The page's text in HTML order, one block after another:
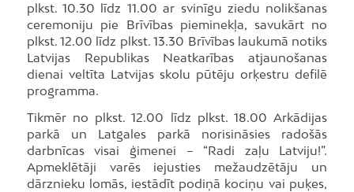
plkst. 10.30 līdz 11.00 ar svinīgu ziedu nolikšanas
ceremoniju pie Brīvības pieminekļa, savukārt no
plkst. 12.00 līdz plkst. 13.30 Brīvības laukumā notiks
Latvijas Republikas Neatkarības atjaunošanas
dienai veltīta Latvijas skolu pūtēju orķestru defilē
programma.
Tikmēr no plkst. 12.00 līdz plkst. 18.00 Arkādijas
parkā un Latgales parkā norisināsies radošās
darbnīcas visai ģimenei – “Radi zaļu Latviju!”.
Apmeklētāji varēs iejusties mežaudzētāju un
dārznieku lomās, iestādīt podiņā kociņu vai puķes,